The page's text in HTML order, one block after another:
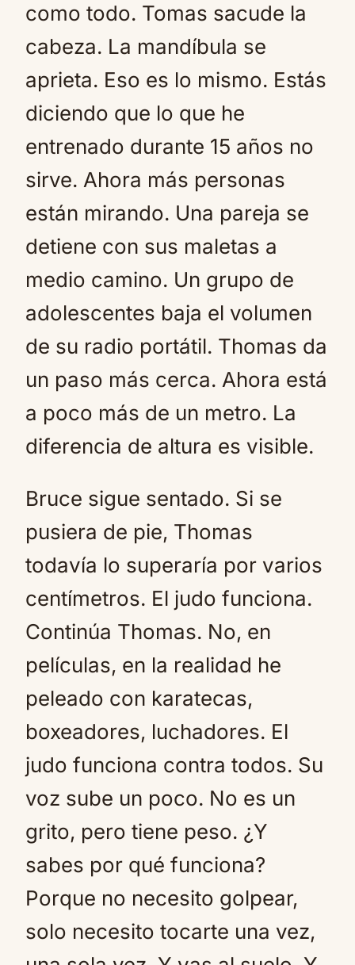
como todo. Tomas sacude la
cabeza. La mandíbula se
aprieta. Eso es lo mismo. Estás
diciendo que lo que he
entrenado durante 15 años no
sirve. Ahora más personas
están mirando. Una pareja se
detiene con sus maletas a
medio camino. Un grupo de
adolescentes baja el volumen
de su radio portátil. Thomas da
un paso más cerca. Ahora está
a poco más de un metro. La
diferencia de altura es visible.
Bruce sigue sentado. Si se
pusiera de pie, Thomas
todavía lo superaría por varios
centímetros. El judo funciona.
Continúa Thomas. No, en
películas, en la realidad he
peleado con karatecas,
boxeadores, luchadores. El
judo funciona contra todos. Su
voz sube un poco. No es un
grito, pero tiene peso. ¿Y
sabes por qué funciona?
Porque no necesito golpear,
solo necesito tocarte una vez,